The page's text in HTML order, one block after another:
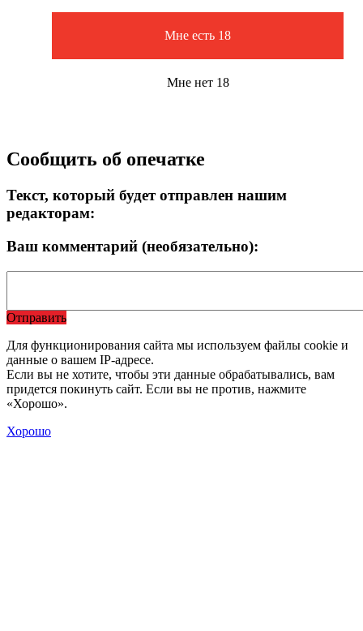
Мне есть 18
Мне нет 18
Сообщить об опечатке
Текст, который будет отправлен нашим
редакторам:
Ваш комментарий (необязательно):
Отправить
Для функционирования сайта мы используем файлы cookie и
данные о вашем IP-адресе.
Если вы не хотите, чтобы эти данные обрабатывались, вам
придется покинуть сайт. Если вы не против, нажмите
«Хорошо».
Хорошо